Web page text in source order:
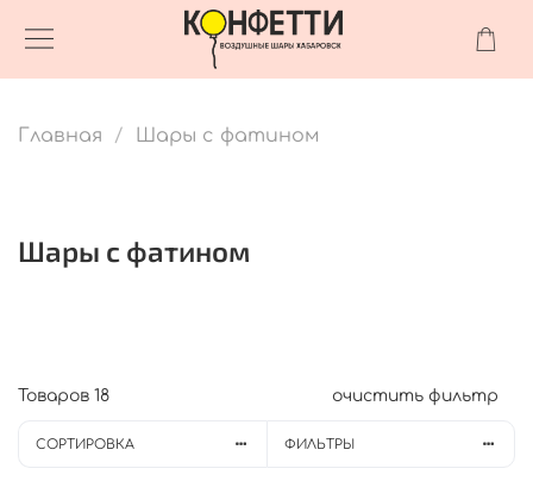
Главная Шары с фатином
Шары с фатином
Товаров 18 очистить фильтр
СОРТИРОВКА ФИЛЬТРЫ